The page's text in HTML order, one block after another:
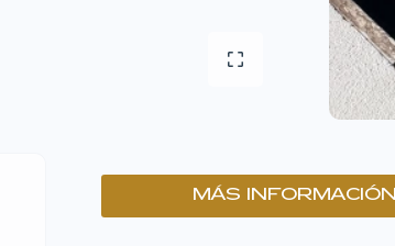
MÁS INFORMACIÓN